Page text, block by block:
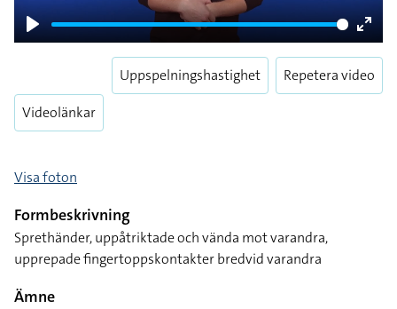
Play
Enter
Videolänkar
Uppspelningshastighet Repetera video
Visa foton
Formbeskrivning
Sprethänder, uppåtriktade och vända mot varandra,
upprepade fingertoppskontakter bredvid varandra
Ämne